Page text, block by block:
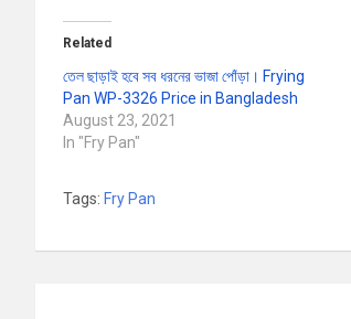
Related
তেল ছাড়াই হবে সব ধরনের ভাজা পোঁড়া। Frying
Pan WP-3326 Price in Bangladesh
August 23, 2021
In "Fry Pan"
Tags: Fry Pan